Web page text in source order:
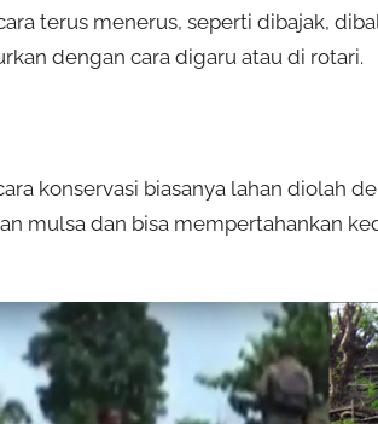
terus menerus, seperti dibajak,
dengan cara digaru atau di rotari.
konservasi biasanya lahan diolah
mulsa dan bisa mempertahankan